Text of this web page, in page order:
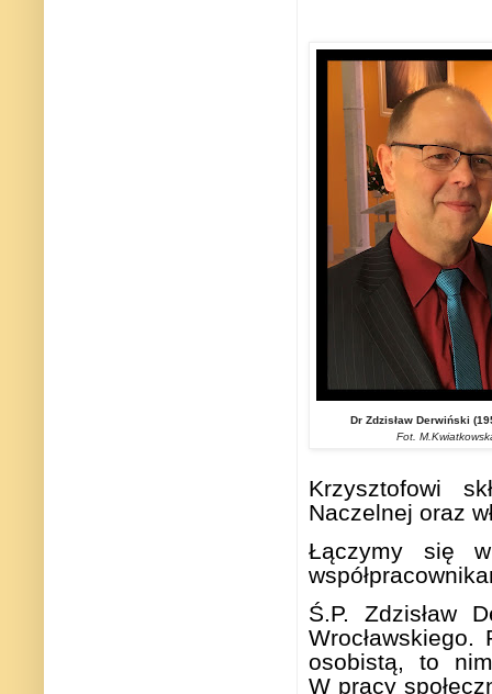
Dr Zdzisław Derwiński
Fot.
Krzysztofowi
Naczelnej oraz
Łączymy się
Ś.P. Zdzisław
osobistą, to
W pracy